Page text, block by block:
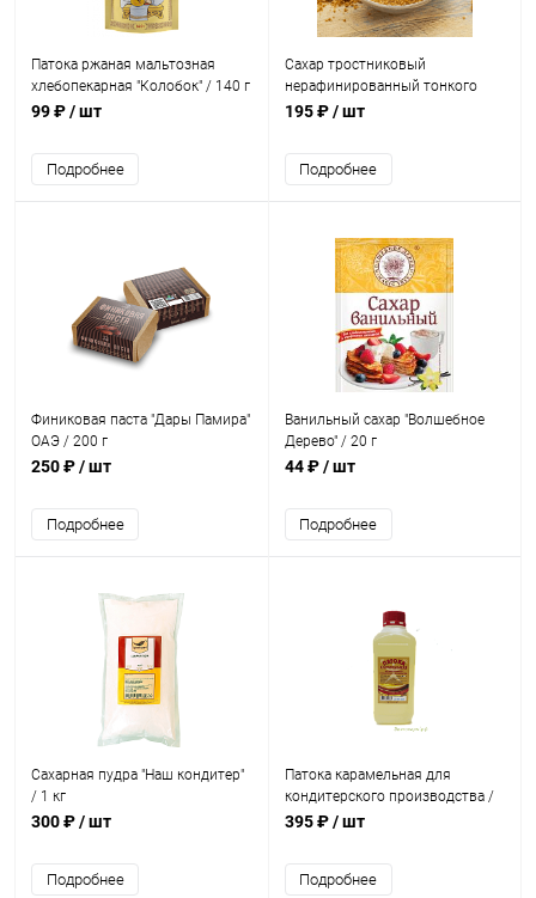
Патока ржаная мальтозная
хлебопекарная "Колобок" / 140 г
99 ₽/ шт
Подробнее
Сахар тростниковый
нерафинированный тонкого
помола "ПАНЕЛА - PANELA
195 ₽/ шт
Подробнее
Финиковая паста "Дары Памира"
ОАЭ / 200 г
250 ₽/ шт
Подробнее
Ванильный сахар "Волшебное
Дерево" / 20 г
44 ₽/ шт
Подробнее
Сахарная пудра "Наш кондитер"
/ 1 кг
300 ₽/ шт
Подробнее
Патока карамельная для
кондитерского производства /
1,4 кг
395 ₽/ шт
Подробнее